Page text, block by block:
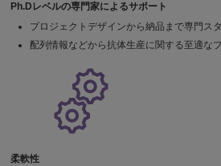
Ph.Dレベルの専門家によるサポート
プロジェクトデザインから納品まで専門ス
配列情報などから抗体生産に関する至適な
柔軟性